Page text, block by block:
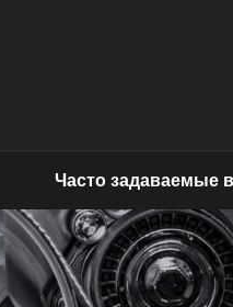
Часто задаваемые